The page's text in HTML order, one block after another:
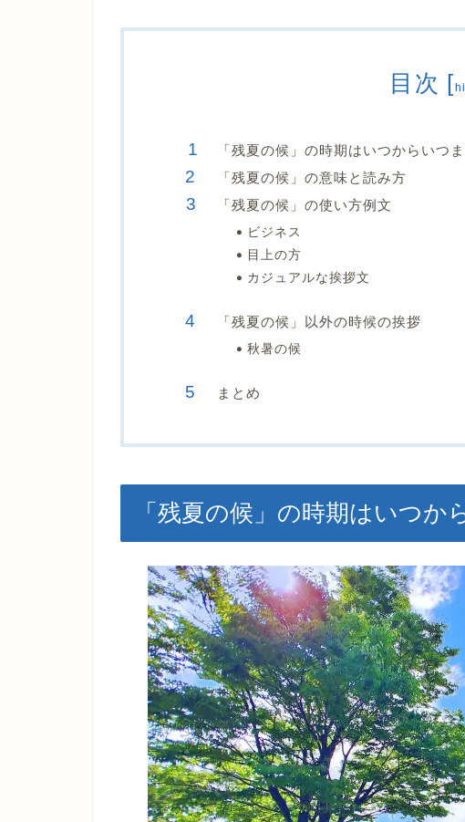
目次 [
「残夏の候」の時期はいつからいつま
「残夏の候」の意味と読み方
「残夏の候」の使い方例文
ビジネス
目上の方
カジュアルな挨拶文
「残夏の候」以外の時候の挨拶
秋暑の候
まとめ
「残夏の候」の時期はいつか